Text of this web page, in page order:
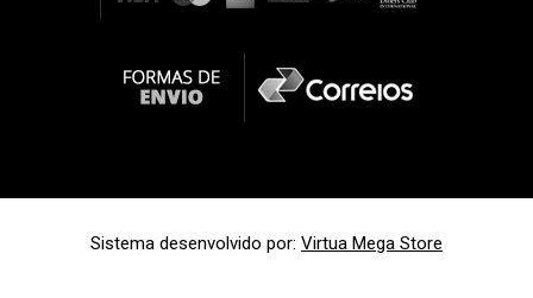
Sistema desenvolvido por: Virtua Mega Store